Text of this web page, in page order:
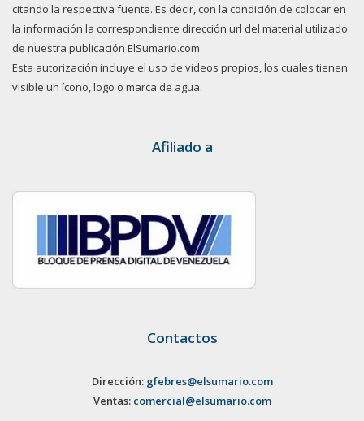
citando la respectiva fuente. Es decir, con la condición de colocar en
la información la correspondiente dirección url del material utilizado
de nuestra publicación ElSumario.com
Esta autorización incluye el uso de videos propios, los cuales tienen
visible un ícono, logo o marca de agua.
Afiliado a
Contactos
Dirección: gfebres@elsumario.com
Ventas: comercial@elsumario.com